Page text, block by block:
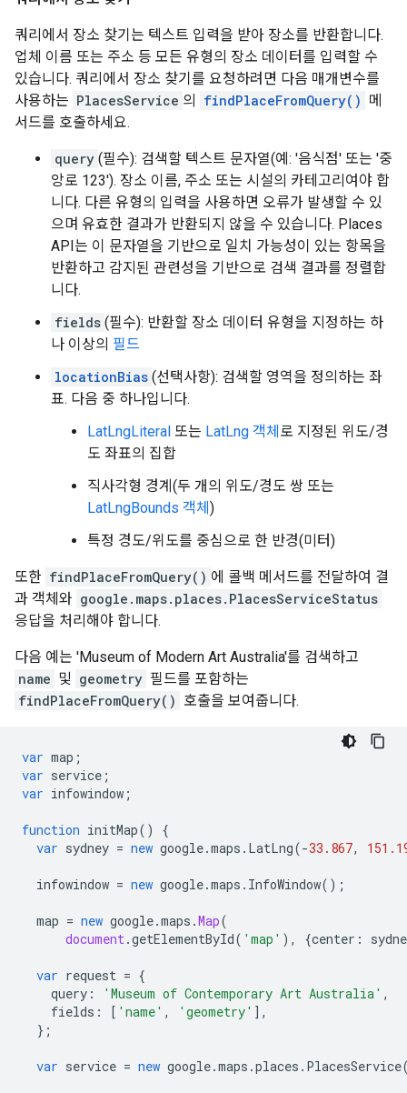
쿼리에서 장소 찾기는 텍스트 입력을 받아 장소를 반환합니다.
업체 이름 또는 주소 등 모든 유형의 장소 데이터를 입력할 수
있습니다. 쿼리에서 장소 찾기를 요청하려면 다음 매개변수를
사용하는 PlacesService 의 findPlaceFromQuery() 메
서드를 호출하세요.
query (필수): 검색할 텍스트 문자열(예: '음식점' 또는 '중
앙로 123'). 장소 이름, 주소 또는 시설의 카테고리여야 합
니다. 다른 유형의 입력을 사용하면 오류가 발생할 수 있
으며 유효한 결과가 반환되지 않을 수 있습니다. Places
API는 이 문자열을 기반으로 일치 가능성이 있는 항목을
반환하고 감지된 관련성을 기반으로 검색 결과를 정렬합
니다.
fields (필수): 반환할 장소 데이터 유형을 지정하는 하
나 이상의 필드
locationBias (선택사항): 검색할 영역을 정의하는 좌
표. 다음 중 하나입니다.
LatLngLiteral 또는 LatLng 객체 로 지정된 위도/경
도 좌표의 집합
직사각형 경계(두 개의 위도/경도 쌍 또는
LatLngBounds 객체 )
특정 경도/위도를 중심으로 한 반경(미터)
또한 findPlaceFromQuery() 에 콜백 메서드를 전달하여 결
과 객체와 google.maps.places.PlacesServiceStatus
응답을 처리해야 합니다.
다음 예는 'Museum of Modern Art Australia'를 검색하고
name 및 geometry 필드를 포함하는
findPlaceFromQuery() 호출을 보여줍니다.
var map ;
var service ;
var infowindow ;
function initMap()
{
var sydney = new google.maps . LatLng(-33.867,
infowindow = new google.maps . InfoWindow();
map = new google.maps .Map(
document.getElementById( 'map' ), {center :
var request = {
query : 'Museum of Contemporary Art Australia' ,
fields : [ 'name' , 'geometry' ],
};
var service = new google.maps .places . PlacesService